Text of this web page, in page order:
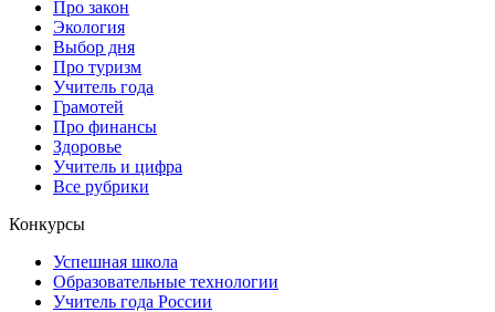
Про закон
Экология
Выбор дня
Про туризм
Учитель года
Грамотей
Про финансы
Здоровье
Учитель и цифра
Все рубрики
Конкурсы
Успешная школа
Образовательные технологии
Учитель года России